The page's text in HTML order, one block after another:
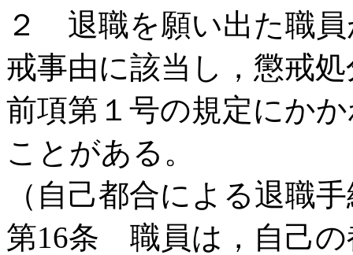
２ 退職を願い出た職員
戒事由に該当し，懲戒
前項第１号の規定にか
ことがある。
（自己都合による退職
第16条 職員は，自己の